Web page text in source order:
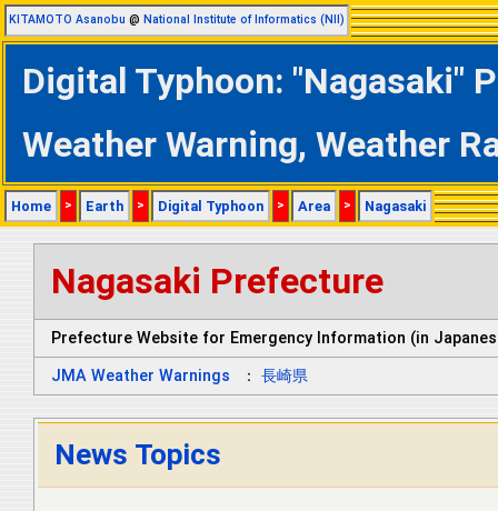
KITAMOTO Asanobu @ National Institute of Informatics (NII)
Digital Typhoon: "Nagasaki"
Weather Warning, Weather
Home > Earth > Digital Typhoon > Area > Nagasaki
Nagasaki Prefecture
Prefecture Website for Emergency Information (in
JMA Weather Warnings
： 長崎県
News Topics